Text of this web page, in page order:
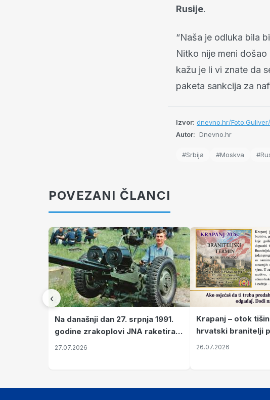
Rusije.
“Naša je odluka bila
Nitko nije meni
kažu je li vi znate da
paketa sankcija za
Izvor: dnevno.hr/
Autor: Dnevno.hr
#Srbija #Moskva
POVEZANI ČLANCI
‹
Na današnji dan 27. srpnja 1991.
godine zrakoplovi JNA raketirali
su vojarnu i obučni centar "Nikola
27.07.2026
Krapanj – otok
hrvatski branitelji
pronalaze mir
26.07.2026